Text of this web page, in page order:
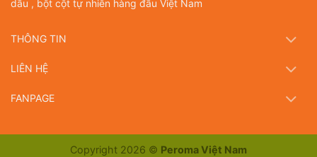
dầu , bột cột tự nhiên hàng đầu Việt Nam
THÔNG TIN
LIÊN HỆ
FANPAGE
Copyright 2026 © Peroma Việt Nam